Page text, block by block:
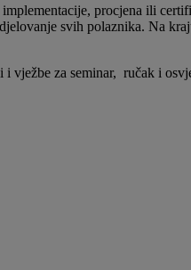
procjena ili
svih polaznika. Na
za seminar, ručak i